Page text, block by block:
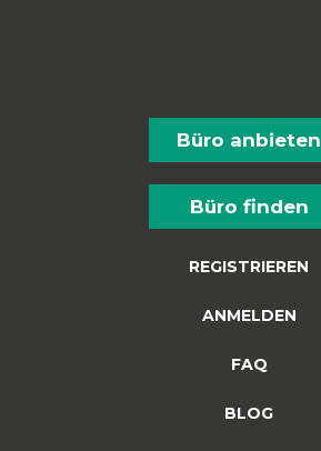
Büro anbieten
Büro finden
REGISTRIEREN
ANMELDEN
FAQ
BLOG